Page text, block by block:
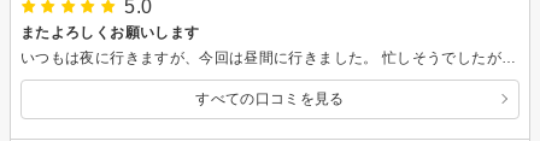
5.0
またよろしくお願いします
いつもは夜に行きますが、今回は昼間に行きました。 忙しそうでしたが、とてもよくしていただいてゆっくり過ごせました。 またよろしくお願いします。
すべての口コミを見る